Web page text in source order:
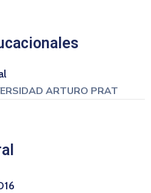
ARTURO PRAT